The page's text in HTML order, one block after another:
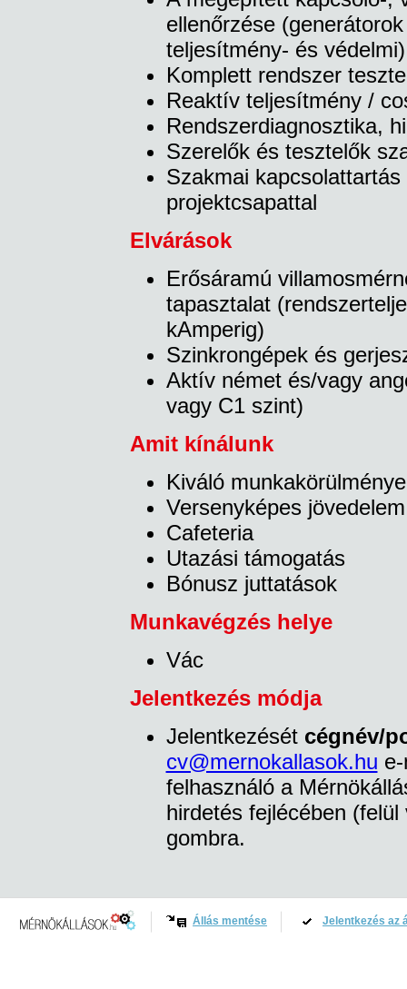
ellenőrzése
teljesítmény‑ és védelmi)
Komplett rendszer
Reaktív teljesítmény /
Rendszerdiagnosztika,
Szerelők és tesztelők
Szakmai
projektcsapattal
Elvárások
Erősáramú
tapasztalat
kAmperig)
Szinkrongépek és
Aktív német és/vagy
vagy C1 szint)
Amit kínálunk
Kiváló
Versenyképes jövedelem
Cafeteria
Utazási támogatás
Bónusz juttatások
Munkavégzés helye
Vác
Jelentkezés módja
Jelentkezését cégnév/
cv@mernokallasok.hu
felhasználó a
hirdetés fejlécében
gombra.
Állás mentése Jelentkezés az